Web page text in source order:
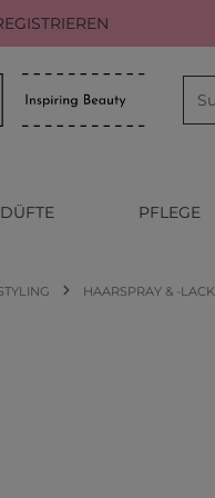
springen
DÜFTE PFLEGE
HAARSPRAY & -LACK